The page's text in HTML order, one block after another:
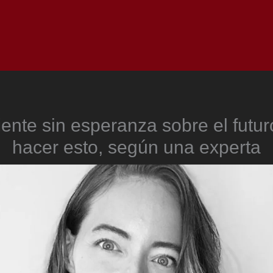
sin esperanza sobre el
hacer esto, según una experta